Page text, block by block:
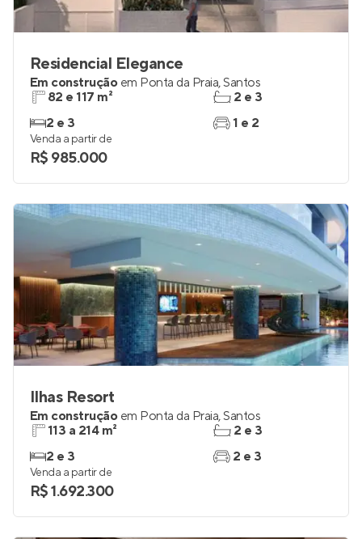
Residencial Elegance
Em construção em Ponta da Praia,Santos
82 e 117 m²
2 e 3
2 e 3
1 e 2
Venda a partir de
R$ 985.000
Ilhas Resort
Em construção em Ponta da Praia,Santos
113 a 214 m²
2 e 3
2 e 3
2 e 3
Venda a partir de
R$ 1.692.300